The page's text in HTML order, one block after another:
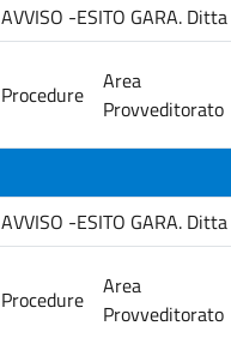
AVVISO -ESITO GARA.
Procedure
Area
Provveditorato
AVVISO -ESITO GARA.
Procedure
Area
Provveditorato